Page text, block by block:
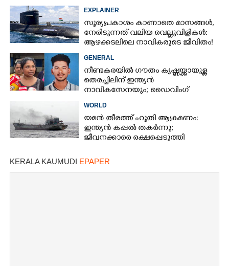
EXPLAINER
സൂര്യപ്രകാശം കാണാതെ മാസങ്ങൾ,
നേരിടുന്നത് വലിയ വെല്ലുവിളികൾ:
ആഴക്കടലിലെ നാവികരുടെ ജീവിതം!
GENERAL
നീണ്ടകരയിൽ ഗൗതം കൃഷ്ണയ്ക്കായുള്ള
തെരച്ചിലിന് ഇന്ത്യൻ
നാവികസേനയും; ഡൈവിംഗ്
WORLD
യമൻ തീരത്ത് ഹൂതി ആക്രമണം:
ഇന്ത്യൻ കപ്പൽ തകർന്നു;
ജീവനക്കാരെ രക്ഷപ്പെടുത്തി
KERALA KAUMUDI EPAPER